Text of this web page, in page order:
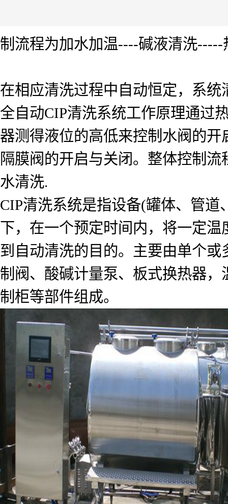
制流程为加水加温----碱液清洗
在相应清洗过程中自动恒定，系
全自动CIP清洗系统工作原理通过
器测得液位的高低来控制水阀的
隔膜阀的开启与关闭。整体控制
水清洗.
CIP清洗系统是指设备(罐体、管
下，在一个预定时间内，将一定
到自动清洗的目的。主要由单个
制阀、酸碱计量泵、板式换热器
制柜等部件组成。